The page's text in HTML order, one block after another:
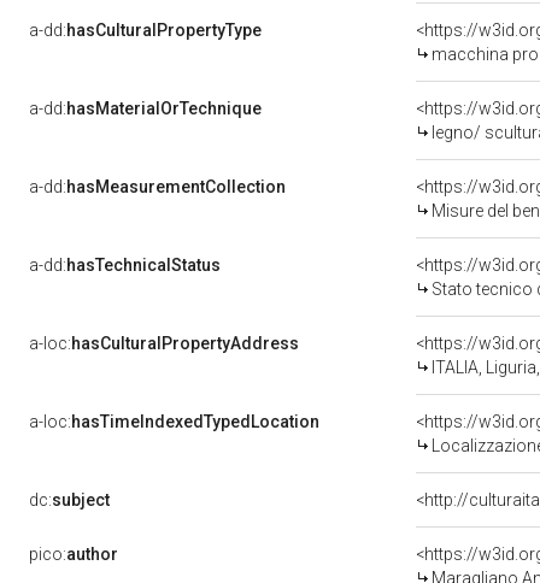
a-dd:hasCulturalPropertyType
macchina
a-dd:hasMaterialOrTechnique
<https://
legno/
a-dd:hasMeasurementCollection
<https://
Misure del
a-dd:hasTechnicalStatus
<https://
Stato tecnico
a-loc:hasCulturalPropertyAddress
<https://
ITALIA,
a-loc:hasTimeIndexedTypedLocation
<https://
dc:subject <http://
pico:author
<https://
Maragliano